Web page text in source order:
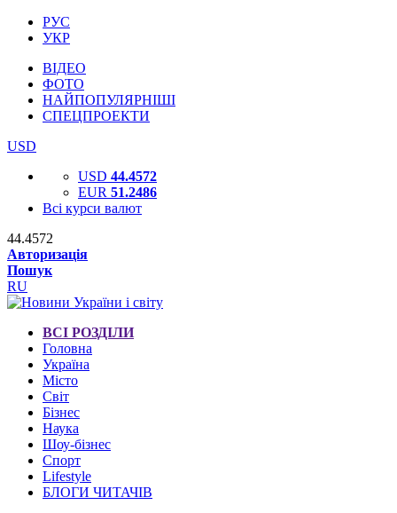
РУС
УКР
ВІДЕО
ФОТО
НАЙПОПУЛЯРНІШІ
СПЕЦПРОЕКТИ
USD
USD 44.4572
EUR 51.2486
Всі курси валют
44.4572
Авторизація
Пошук
RU
ВСІ РОЗДІЛИ
Головна
Україна
Місто
Світ
Бізнес
Наука
Шоу-бізнес
Спорт
Lifestyle
БЛОГИ ЧИТАЧІВ